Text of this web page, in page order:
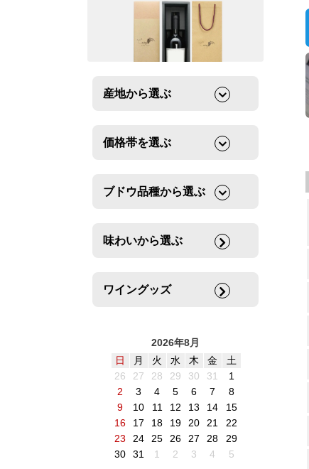
産地から選ぶ
価格帯を選ぶ
ブドウ品種から選ぶ
味わいから選ぶ
ワイングッズ
2026年8月
日
月 火 水 木 金
土
26
27 28 29 30 31
1
2
3 4 5 6 7
8
9
10 11 12 13 14
15
16
17 18 19 20 21
22
23
24 25 26 27 28
29
30
31 1 2 3 4
5